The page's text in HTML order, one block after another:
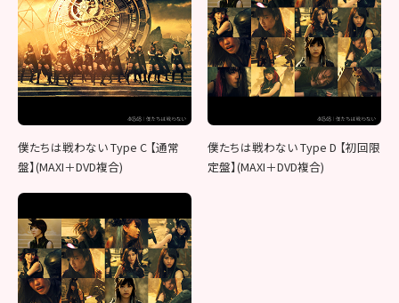
僕たちは戦わない Type C 【通常
盤】(MAXI＋DVD複合)
僕たちは戦わない Type D 【初回限
定盤】(MAXI＋DVD複合)